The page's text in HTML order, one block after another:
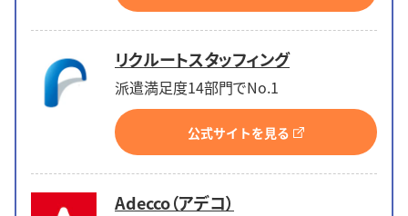
リクルートスタッフィング
派遣満足度14部門でNo.1
公式サイトを見る
Adecco（アデコ）